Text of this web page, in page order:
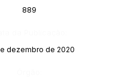
889
dezembro de 2020